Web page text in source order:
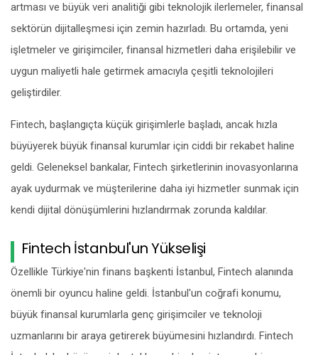
artması ve büyük veri analitiği gibi teknolojik ilerlemeler, finansal
sektörün dijitalleşmesi için zemin hazırladı. Bu ortamda, yeni
işletmeler ve girişimciler, finansal hizmetleri daha erişilebilir ve
uygun maliyetli hale getirmek amacıyla çeşitli teknolojileri
geliştirdiler.
Fintech, başlangıçta küçük girişimlerle başladı, ancak hızla
büyüyerek büyük finansal kurumlar için ciddi bir rekabet haline
geldi. Geleneksel bankalar, Fintech şirketlerinin inovasyonlarına
ayak uydurmak ve müşterilerine daha iyi hizmetler sunmak için
kendi dijital dönüşümlerini hızlandırmak zorunda kaldılar.
Fintech İstanbul'un Yükselişi
Özellikle Türkiye'nin finans başkenti İstanbul, Fintech alanında
önemli bir oyuncu haline geldi. İstanbul'un coğrafi konumu,
büyük finansal kurumlarla genç girişimciler ve teknoloji
uzmanlarını bir araya getirerek büyümesini hızlandırdı. Fintech